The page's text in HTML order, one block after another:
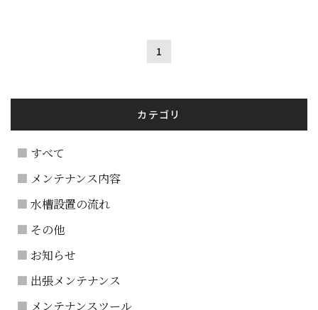
1
カテゴリ
すべて
メンテナンス内容
水槽設置の流れ
その他
お知らせ
出張メンテナンス
メンテナンスツール